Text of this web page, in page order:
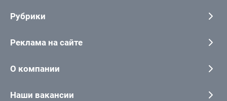
Рубрики
Реклама на сайте
О компании
Наши вакансии